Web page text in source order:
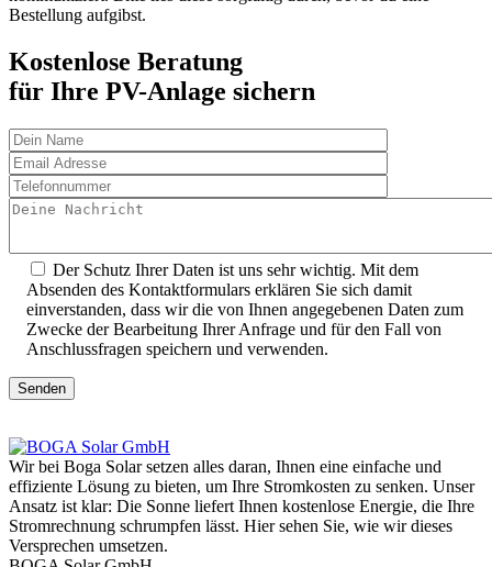
Bestellung aufgibst.
Kostenlose Beratung
für Ihre PV-Anlage sichern
Der Schutz Ihrer Daten ist uns sehr wichtig. Mit dem
Absenden des Kontaktformulars erklären Sie sich damit
einverstanden, dass wir die von Ihnen angegebenen Daten zum
Zwecke der Bearbeitung Ihrer Anfrage und für den Fall von
Anschlussfragen speichern und verwenden.
Senden
Wir bei Boga Solar setzen alles daran, Ihnen eine einfache und
effiziente Lösung zu bieten, um Ihre Stromkosten zu senken. Unser
Ansatz ist klar: Die Sonne liefert Ihnen kostenlose Energie, die Ihre
Stromrechnung schrumpfen lässt. Hier sehen Sie, wie wir dieses
Versprechen umsetzen.